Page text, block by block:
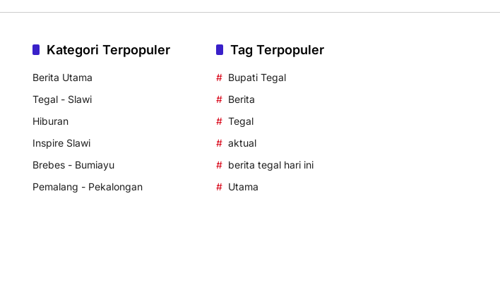
Kategori Terpopuler
Berita Utama
Tegal - Slawi
Hiburan
Inspire Slawi
Brebes - Bumiayu
Pemalang - Pekalongan
Tag Terpopuler
Bupati Tegal
Berita
Tegal
aktual
berita tegal hari ini
Utama